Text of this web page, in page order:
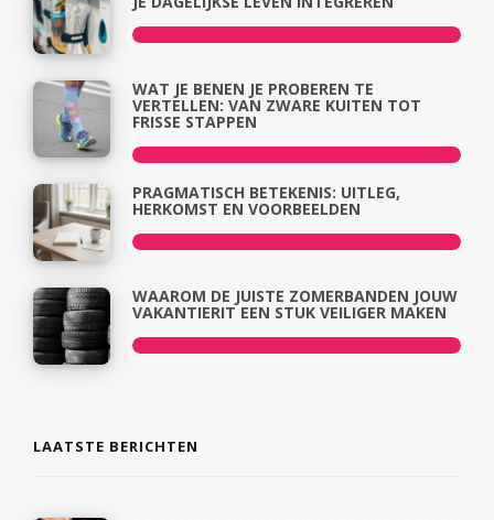
WAT JE BENEN JE PROBEREN TE
VERTELLEN: VAN ZWARE KUITEN TOT
FRISSE STAPPEN
PRAGMATISCH BETEKENIS: UITLEG,
HERKOMST EN VOORBEELDEN
WAAROM DE JUISTE ZOMERBANDEN JOUW
VAKANTIERIT EEN STUK VEILIGER MAKEN
LAATSTE BERICHTEN